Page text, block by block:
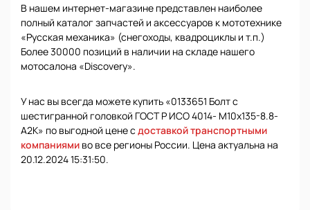
В нашем интернет-магазине представлен наиболее
полный каталог запчастей и аксессуаров к мототехнике
«Русская механика» (снегоходы, квадроциклы и т.п.)
Более 30000 позиций в наличии на складе нашего
мотосалона «Discovery».
У нас вы всегда можете купить «0133651 Болт с
шестигранной головкой ГОСТ Р ИСО 4014- М10х135-8.8-
А2К» по выгодной цене с доставкой транспортными
компаниями во все регионы России. Цена актуальна на
20.12.2024 15:31:50.